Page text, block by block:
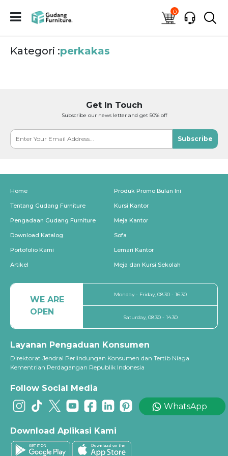
0
Kategori :perkakas
Get In Touch
Subscribe our news letter and get 50% off
Subscribe
Home
Tentang Gudang Furniture
Pengadaan Gudang Furniture
Download Katalog
Portofolio Kami
Artikel
Produk Promo Bulan Ini
Kursi Kantor
Meja Kantor
Sofa
Lemari Kantor
Meja dan Kursi Sekolah
WE ARE
OPEN
Monday - Friday, 08.30 - 16.30
Saturday, 08.30 - 14.30
Layanan Pengaduan Konsumen
Direktorat Jendral Perlindungan Konsumen dan Tertib Niaga
Kementrian Perdagangan Republik Indonesia
Follow Social Media
Download Aplikasi Kami
WhatsApp